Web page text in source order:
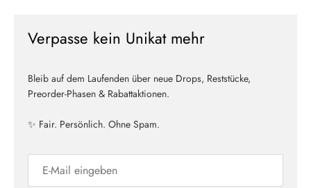
Verpasse kein Unikat mehr
Bleib auf dem Laufenden über neue Drops, Reststücke,
Preorder-Phasen & Rabattaktionen.
✨ Fair. Persönlich. Ohne Spam.